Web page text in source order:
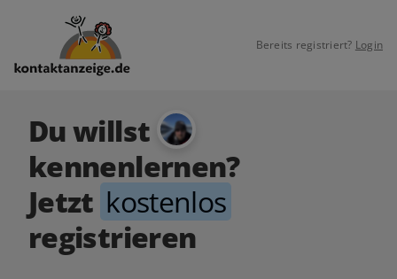
Bereits registriert? Login
Du willst
kennenlernen?
Jetzt kostenlos
registrieren